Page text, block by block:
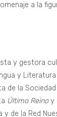
a la
y gestora
y
de la
Último Reinoy
de la Red